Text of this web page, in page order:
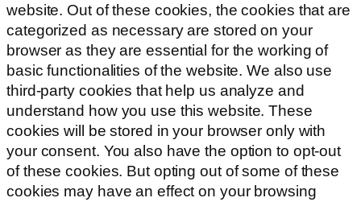
website. Out of these cookies, the cookies that are
categorized as necessary are stored on your
browser as they are essential for the working of
basic functionalities of the website. We also use
third-party cookies that help us analyze and
understand how you use this website. These
cookies will be stored in your browser only with
your consent. You also have the option to opt-out
of these cookies. But opting out of some of these
cookies may have an effect on your browsing